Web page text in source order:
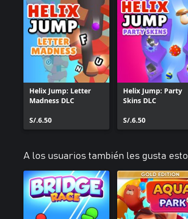
Helix Jump: Letter
Madness DLC
S/.6.50
Helix Jump: Party
Skins DLC
S/.6.50
A los usuarios también les gusta esto